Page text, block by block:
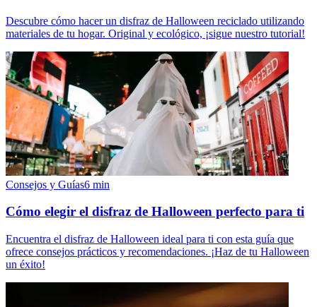
Descubre cómo hacer un disfraz de Halloween reciclado utilizando
materiales de tu hogar. Original y ecológico, ¡sigue nuestro tutorial!
Consejos y Guías6 min
Cómo elegir el disfraz de Halloween perfecto para ti
Encuentra el disfraz de Halloween ideal para ti con esta guía que
ofrece consejos prácticos y recomendaciones. ¡Haz de tu Halloween
un éxito!